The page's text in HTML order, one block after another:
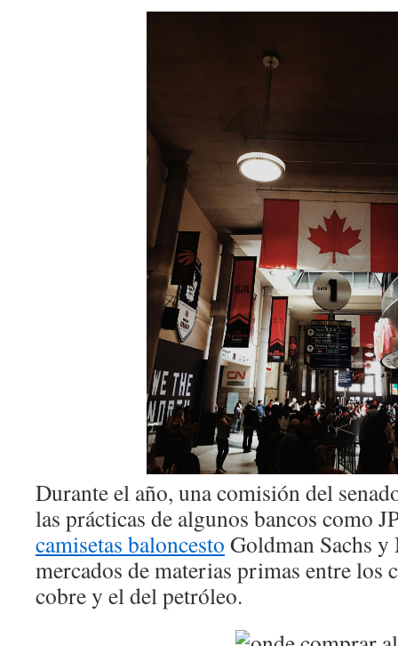
Durante el año, una comisión del
las prácticas de algunos bancos como
camisetas baloncesto Goldman Sachs
mercados de materias primas entre los
cobre y el del petróleo.